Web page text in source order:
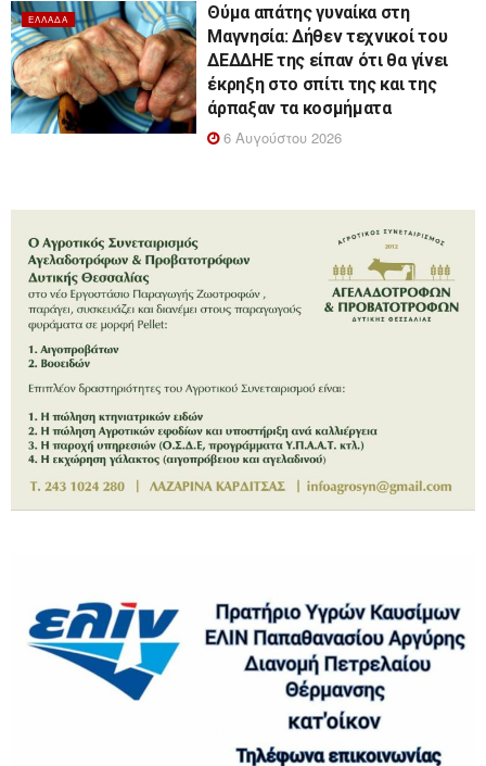
ΕΛΛΆΔΑ
Θύμα απάτης γυναίκα στη
Μαγνησία: Δήθεν τεχνικοί του
ΔΕΔΔΗΕ της είπαν ότι θα γίνει
έκρηξη στο σπίτι της και της
άρπαξαν τα κοσμήματα
6 Αυγούστου 2026